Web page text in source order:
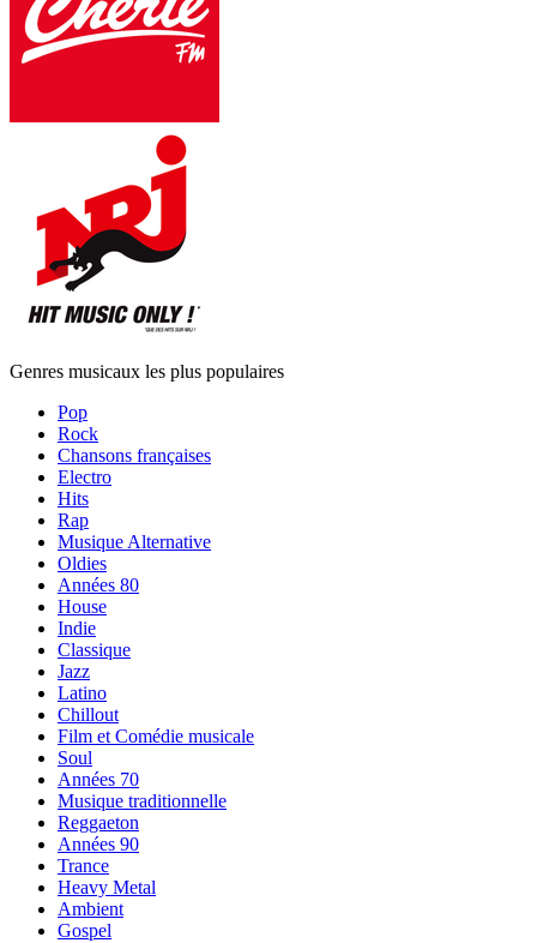
Genres musicaux les plus populaires
Pop
Rock
Chansons françaises
Electro
Hits
Rap
Musique Alternative
Oldies
Années 80
House
Indie
Classique
Jazz
Latino
Chillout
Film et Comédie musicale
Soul
Années 70
Musique traditionnelle
Reggaeton
Années 90
Trance
Heavy Metal
Ambient
Gospel